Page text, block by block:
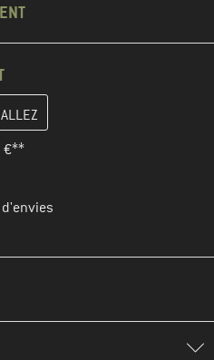
créez votre compte client à la
€**